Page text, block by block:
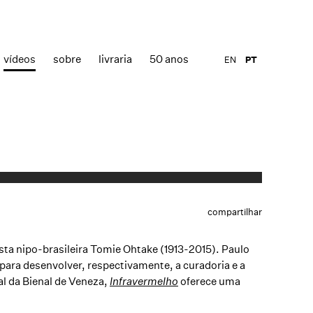
vídeos sobre livraria 50 anos PT
EN
compartilhar
nipo-brasileiraTomie Ohtake (1913-2015). Paulo
desenvolver, respectivamente, a curadoria e a
da Bienal de Veneza, Infravermelho oferece uma